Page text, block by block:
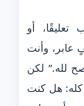
أو
عابر، وأنت
لله.” لكن
كله: هل كنت